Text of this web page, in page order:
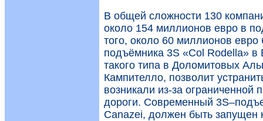
В общей сложности 130
около 154 миллионов евро в
того, около 60 миллионов евро
подъёмника 3S «Col Rodella»
такого типа в Доломитовых
Кампителло, позволит
возникали из-за ограниченной
дороги. Современный
Canazei, должен быть запущен